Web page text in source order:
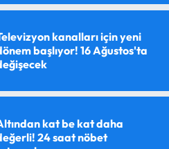
kanalları için yeni
başlıyor! 16 Ağustos'ta
kat be kat daha
24 saat nöbet